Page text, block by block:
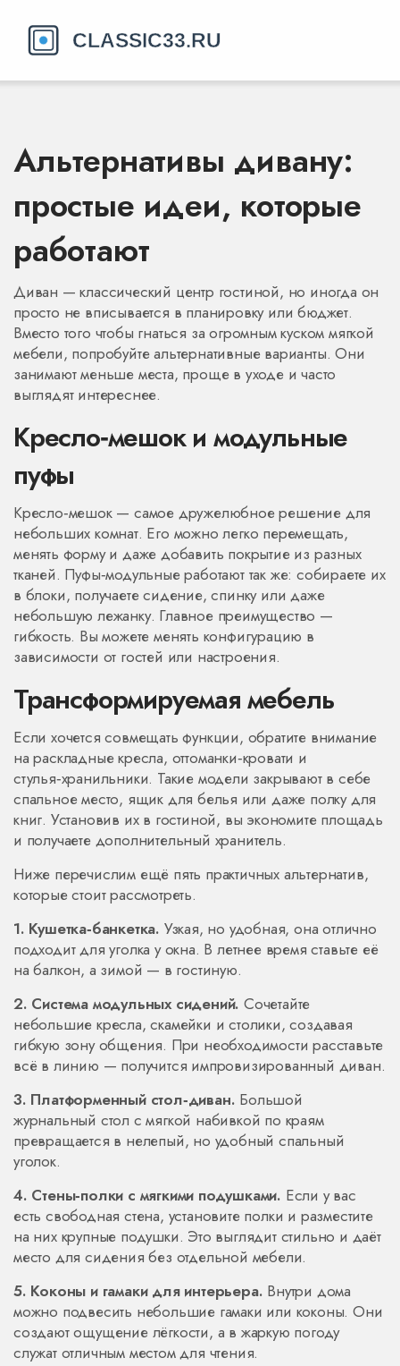
Альтернативы дивану:
простые идеи, которые
работают
Диван — классический центр гостиной, но иногда он
просто не вписывается в планировку или бюджет.
Вместо того чтобы гнаться за огромным куском мягкой
мебели, попробуйте альтернативные варианты. Они
занимают меньше места, проще в уходе и часто
выглядят интереснее.
Кресло‑мешок и модульные
пуфы
Кресло‑мешок — самое дружелюбное решение для
небольших комнат. Его можно легко перемещать,
менять форму и даже добавить покрытие из разных
тканей. Пуфы‑модульные работают так же: собираете их
в блоки, получаете сидение, спинку или даже
небольшую лежанку. Главное преимущество —
гибкость. Вы можете менять конфигурацию в
зависимости от гостей или настроения.
Трансформируемая мебель
Если хочется совмещать функции, обратите внимание
на раскладные кресла, оттоманки‑кровати и
стулья‑хранильники. Такие модели закрывают в себе
спальное место, ящик для белья или даже полку для
книг. Установив их в гостиной, вы экономите площадь
и получаете дополнительный хранитель.
Ниже перечислим ещё пять практичных альтернатив,
которые стоит рассмотреть.
1. Кушетка‑банкетка. Узкая, но удобная, она отлично
подходит для уголка у окна. В летнее время ставьте её
на балкон, а зимой — в гостиную.
2. Система модульных сидений. Сочетайте
небольшие кресла, скамейки и столики, создавая
гибкую зону общения. При необходимости расставьте
всё в линию — получится импровизированный диван.
3. Платформенный стол‑диван. Большой
журнальный стол с мягкой набивкой по краям
превращается в нелепый, но удобный спальный
уголок.
4. Стены‑полки с мягкими подушками. Если у вас
есть свободная стена, установите полки и разместите
на них крупные подушки. Это выглядит стильно и даёт
место для сидения без отдельной мебели.
5. Коконы и гамаки для интерьера. Внутри дома
можно подвесить небольшие гамаки или коконы. Они
создают ощущение лёгкости, а в жаркую погоду
служат отличным местом для чтения.